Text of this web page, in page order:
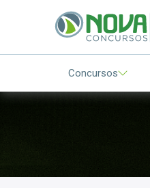
Concursos